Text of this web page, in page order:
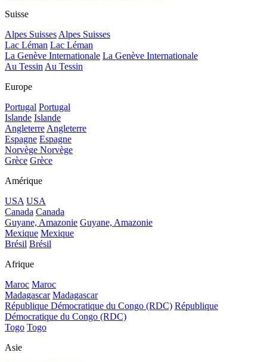
Suisse
Alpes SuissesAlpes Suisses
Lac Léman Lac Léman
La Genève Internationale La Genève Internationale
Au TessinAu Tessin
Europe
Portugal Portugal
Islande Islande
AngleterreAngleterre
Espagne Espagne
Norvège Norvège
Grèce Grèce
Amérique
USA USA
Canada Canada
Guyane, Amazonie Guyane, Amazonie
Mexique Mexique
Brésil Brésil
Afrique
Maroc Maroc
Madagascar Madagascar
République Démocratique du Congo (RDC) République
Démocratique du Congo (RDC)
Togo Togo
Asie